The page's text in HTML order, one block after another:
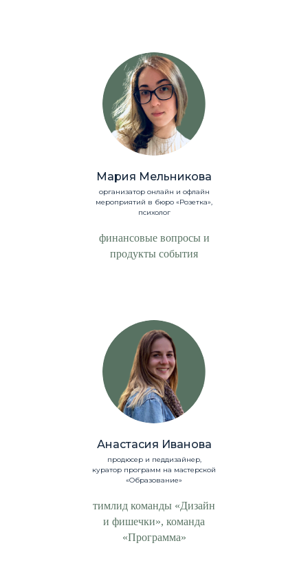
Мария Мельникова
организатор онлайн и офлайн
мероприятий в бюро «Розетка»,
психолог
финансовые вопросы и
продукты события
Анастасия Иванова
продюсер и педдизайнер,
куратор программ на мастерской
«Образование»
тимлид команды «Дизайн
и фишечки», команда
«Программа»